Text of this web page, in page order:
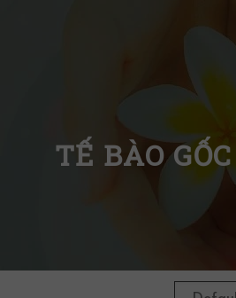
TẾ BÀO